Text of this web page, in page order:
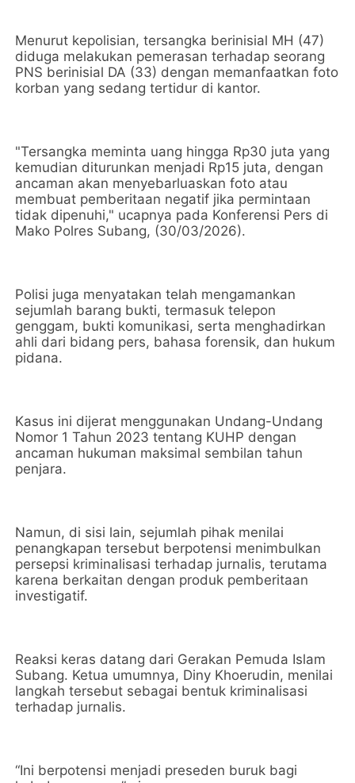
Menurut kepolisian, tersangka berinisial MH (47)
diduga melakukan pemerasan terhadap seorang
PNS berinisial DA (33) dengan memanfaatkan foto
korban yang sedang tertidur di kantor.
"Tersangka meminta uang hingga Rp30 juta yang
kemudian diturunkan menjadi Rp15 juta, dengan
ancaman akan menyebarluaskan foto atau
membuat pemberitaan negatif jika permintaan
tidak dipenuhi," ucapnya pada Konferensi Pers di
Mako Polres Subang, (30/03/2026).
Polisi juga menyatakan telah mengamankan
sejumlah barang bukti, termasuk telepon
genggam, bukti komunikasi, serta menghadirkan
ahli dari bidang pers, bahasa forensik, dan hukum
pidana.
Kasus ini dijerat menggunakan Undang-Undang
Nomor 1 Tahun 2023 tentang KUHP dengan
ancaman hukuman maksimal sembilan tahun
penjara.
Namun, di sisi lain, sejumlah pihak menilai
penangkapan tersebut berpotensi menimbulkan
persepsi kriminalisasi terhadap jurnalis, terutama
karena berkaitan dengan produk pemberitaan
investigatif.
Reaksi keras datang dari Gerakan Pemuda Islam
Subang. Ketua umumnya, Diny Khoerudin, menilai
langkah tersebut sebagai bentuk kriminalisasi
terhadap jurnalis.
“Ini berpotensi menjadi preseden buruk bagi